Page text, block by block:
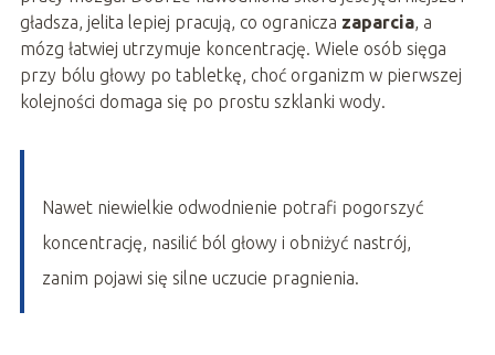
gładsza, jelita lepiej pracują, co ogranicza zaparcia, a
mózg łatwiej utrzymuje koncentrację. Wiele osób sięga
przy bólu głowy po tabletkę, choć organizm w pierwszej
kolejności domaga się po prostu szklanki wody.
Nawet niewielkie odwodnienie potrafi pogorszyć
koncentrację, nasilić ból głowy i obniżyć nastrój,
zanim pojawi się silne uczucie pragnienia.